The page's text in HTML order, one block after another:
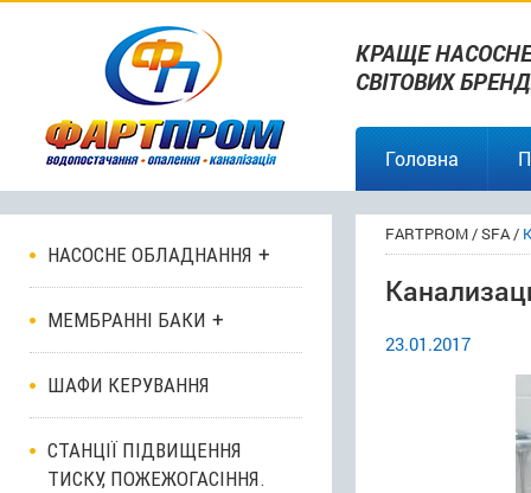
КРАЩЕ
СВІТОВИХ
Головна
НАСОСНЕ ОБЛАДНАННЯ
МЕМБРАННІ БАКИ
ШАФИ КЕРУВАННЯ
СТАНЦІЇ ПІДВИЩЕННЯ
ТИСКУ, ПОЖЕЖОГАСІННЯ.
FARTPROM/SFA/
23.01.2017